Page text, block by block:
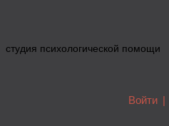
студия психологической помощи
Войти